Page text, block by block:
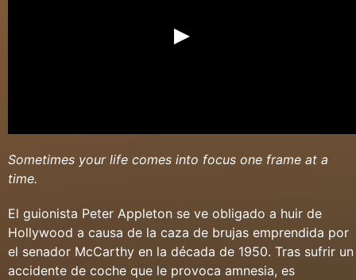
Sometimes your life comes into focus one frame at a
time.
El guionista Peter Appleton se ve obligado a huir de
Hollywood a causa de la caza de brujas emprendida por
el senador McCarthy en la década de 1950. Tras sufrir un
accidente de coche que le provoca amnesia, es